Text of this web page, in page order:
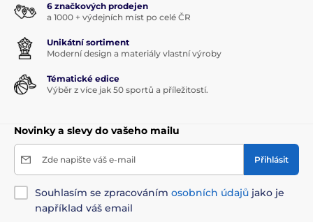
6 značkových prodejen
a 1000 + výdejních míst po celé ČR
Unikátní sortiment
Moderní design a materiály vlastní výroby
Tématické edice
Výběr z více jak 50 sportů a příležitostí.
Novinky a slevy do vašeho mailu
Zde napište váš e-mail Přihlásit
Souhlasím se zpracováním osobních údajů jako je
například váš email